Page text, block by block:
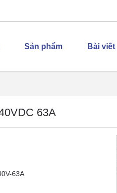
Sản phẩm Bài viết
63A
63A